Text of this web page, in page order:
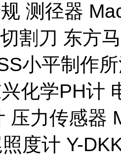
测径器
割刀 东方
小平制作
化学PH计
压力传感器
度计 Y-